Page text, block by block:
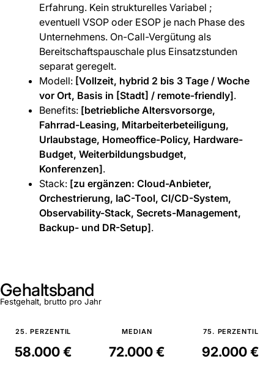
Erfahrung. Kein strukturelles Variabel ;
eventuell VSOP oder ESOP je nach Phase des
Unternehmens. On-Call-Vergütung als
Bereitschaftspauschale plus Einsatzstunden
separat geregelt.
Modell: [Vollzeit, hybrid 2 bis 3 Tage / Woche
vor Ort, Basis in [Stadt] / remote-friendly].
Benefits: [betriebliche Altersvorsorge,
Fahrrad-Leasing, Mitarbeiterbeteiligung,
Urlaubstage, Homeoffice-Policy, Hardware-
Budget, Weiterbildungsbudget,
Konferenzen].
Stack: [zu ergänzen: Cloud-Anbieter,
Orchestrierung, IaC-Tool, CI/CD-System,
Observability-Stack, Secrets-Management,
Backup- und DR-Setup].
Gehaltsband
Festgehalt, brutto pro Jahr
25. PERZENTIL
58.000 €
MEDIAN
72.000 €
75. PERZENTIL
92.000 €